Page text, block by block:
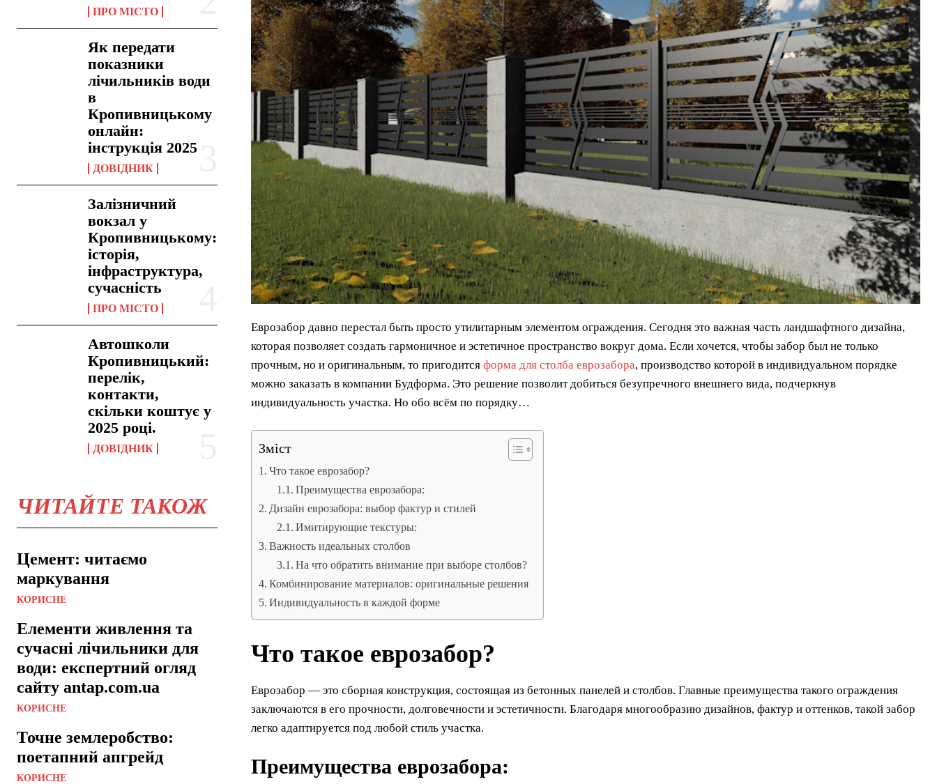
ПРО МІСТО
Як передати
показники
лічильників води
в
Кропивницькому
онлайн:
інструкція 2025
ДОВІДНИК
Залізничний
вокзал у
Кропивницькому:
історія,
інфраструктура,
сучасність
ПРО МІСТО
Автошколи
Кропивницький:
перелік,
контакти,
скільки коштує у
2025 році.
ДОВІДНИК
ЧИТАЙТЕ ТАКОЖ
Цемент: читаємо
маркування
КОРИСНЕ
Елементи живлення та
сучасні лічильники для
води: експертний огляд
сайту antap.com.ua
КОРИСНЕ
Точне землеробство:
поетапний апгрейд
КОРИСНЕ
Еврозабор давно перестал быть просто утилитарным элементом ограждения. Сегодня это важная часть ландшафтного дизайна,
которая позволяет создать гармоничное и эстетичное пространство вокруг дома. Если хочется, чтобы забор был не только
прочным, но и оригинальным, то пригодится форма для столба еврозабора, производство которой в индивидуальном порядке
можно заказать в компании Будформа. Это решение позволит добиться безупречного внешнего вида, подчеркнув
индивидуальность участка. Но обо всём по порядку…
Зміст
Что такое еврозабор?
Преимущества еврозабора:
Дизайн еврозабора: выбор фактур и стилей
Имитирующие текстуры:
Важность идеальных столбов
На что обратить внимание при выборе столбов?
Комбинирование материалов: оригинальные решения
Индивидуальность в каждой форме
Что такое еврозабор?
Еврозабор — это сборная конструкция, состоящая из бетонных панелей и столбов. Главные преимущества такого ограждения
заключаются в его прочности, долговечности и эстетичности. Благодаря многообразию дизайнов, фактур и оттенков, такой забор
легко адаптируется под любой стиль участка.
Преимущества еврозабора: